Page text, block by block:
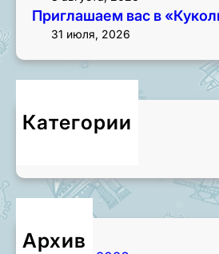
Приглашаем вас в
31 июля, 2026
Категории
Новости
Архив